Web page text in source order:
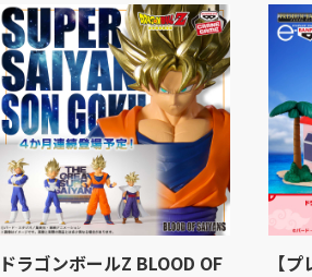
ドラゴンボールZ BLOOD OF
【